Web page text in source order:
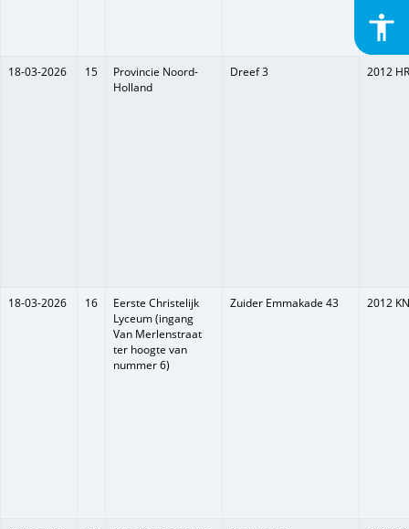
accessibility
is
18-03-2026 15
Provincie Noord-
Holland
Dreef 3 2012 HR
18-03-2026 16
Eerste Christelijk
Lyceum (ingang
Van Merlenstraat
ter hoogte van
nummer 6)
Zuider Emmakade 43 2012 KN